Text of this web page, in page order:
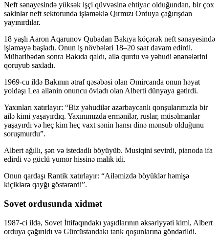
Neft sənayesində yüksək işçi qüvvəsinə ehtiyac olduğundan, bir çox
sakinlər neft sektorunda işləməklə Qırmızı Orduya çağırışdan
yayınırdılar.
18 yaşlı Aaron Aqarunov Qubadan Bakıya köçərək neft sənayesində
işləməyə başladı. Onun iş növbələri 18–20 saat davam edirdi.
Müharibədən sonra Bakıda qaldı, ailə qurdu və yəhudi ənənələrini
qoruyub saxladı.
1969-cu ildə Bakının ətraf qəsəbəsi olan Əmircanda onun həyat
yoldaşı Lea ailənin onuncu övladı olan Alberti dünyaya gətirdi.
Yaxınları xatırlayır: “Biz yəhudilər azərbaycanlı qonşularımızla bir
ailə kimi yaşayırdıq. Yaxınımızda ermənilər, ruslar, müsəlmanlar
yaşayırdı və heç kim heç vaxt sənin hansı dinə mənsub olduğunu
soruşmurdu”.
Albert ağıllı, şən və istedadlı böyüyüb. Musiqini sevirdi, pianoda ifa
edirdi və güclü yumor hissinə malik idi.
Onun qardaşı Rantik xatırlayır: “Ailəmizdə böyüklər həmişə
kiçiklərə qayğı göstərərdi”.
Sovet ordusunda xidmət
1987-ci ildə, Sovet İttifaqındakı yaşıdlarının əksəriyyəti kimi, Albert
orduya çağırıldı və Gürcüstandakı tank qoşunlarına göndərildi.